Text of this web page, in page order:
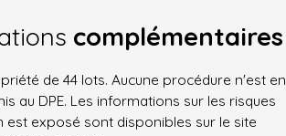
complémentaires
de 44 lots. Aucune procédure n'est en
au DPE. Les informations sur les risques
est exposé sont disponibles sur le site